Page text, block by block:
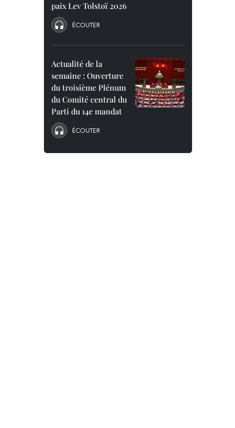
paix Lev Tolstoï 2026
ÉCOUTER
Actualité de la
semaine : Ouverture
du troisième Plénum
du Comité central du
Parti du 14e mandat
ÉCOUTER